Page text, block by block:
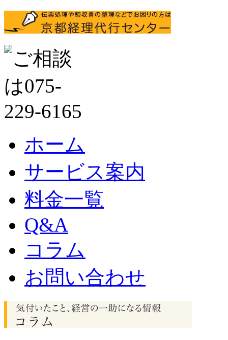
ホーム
サービス案内
料金一覧
Q&A
コラム
お問い合わせ